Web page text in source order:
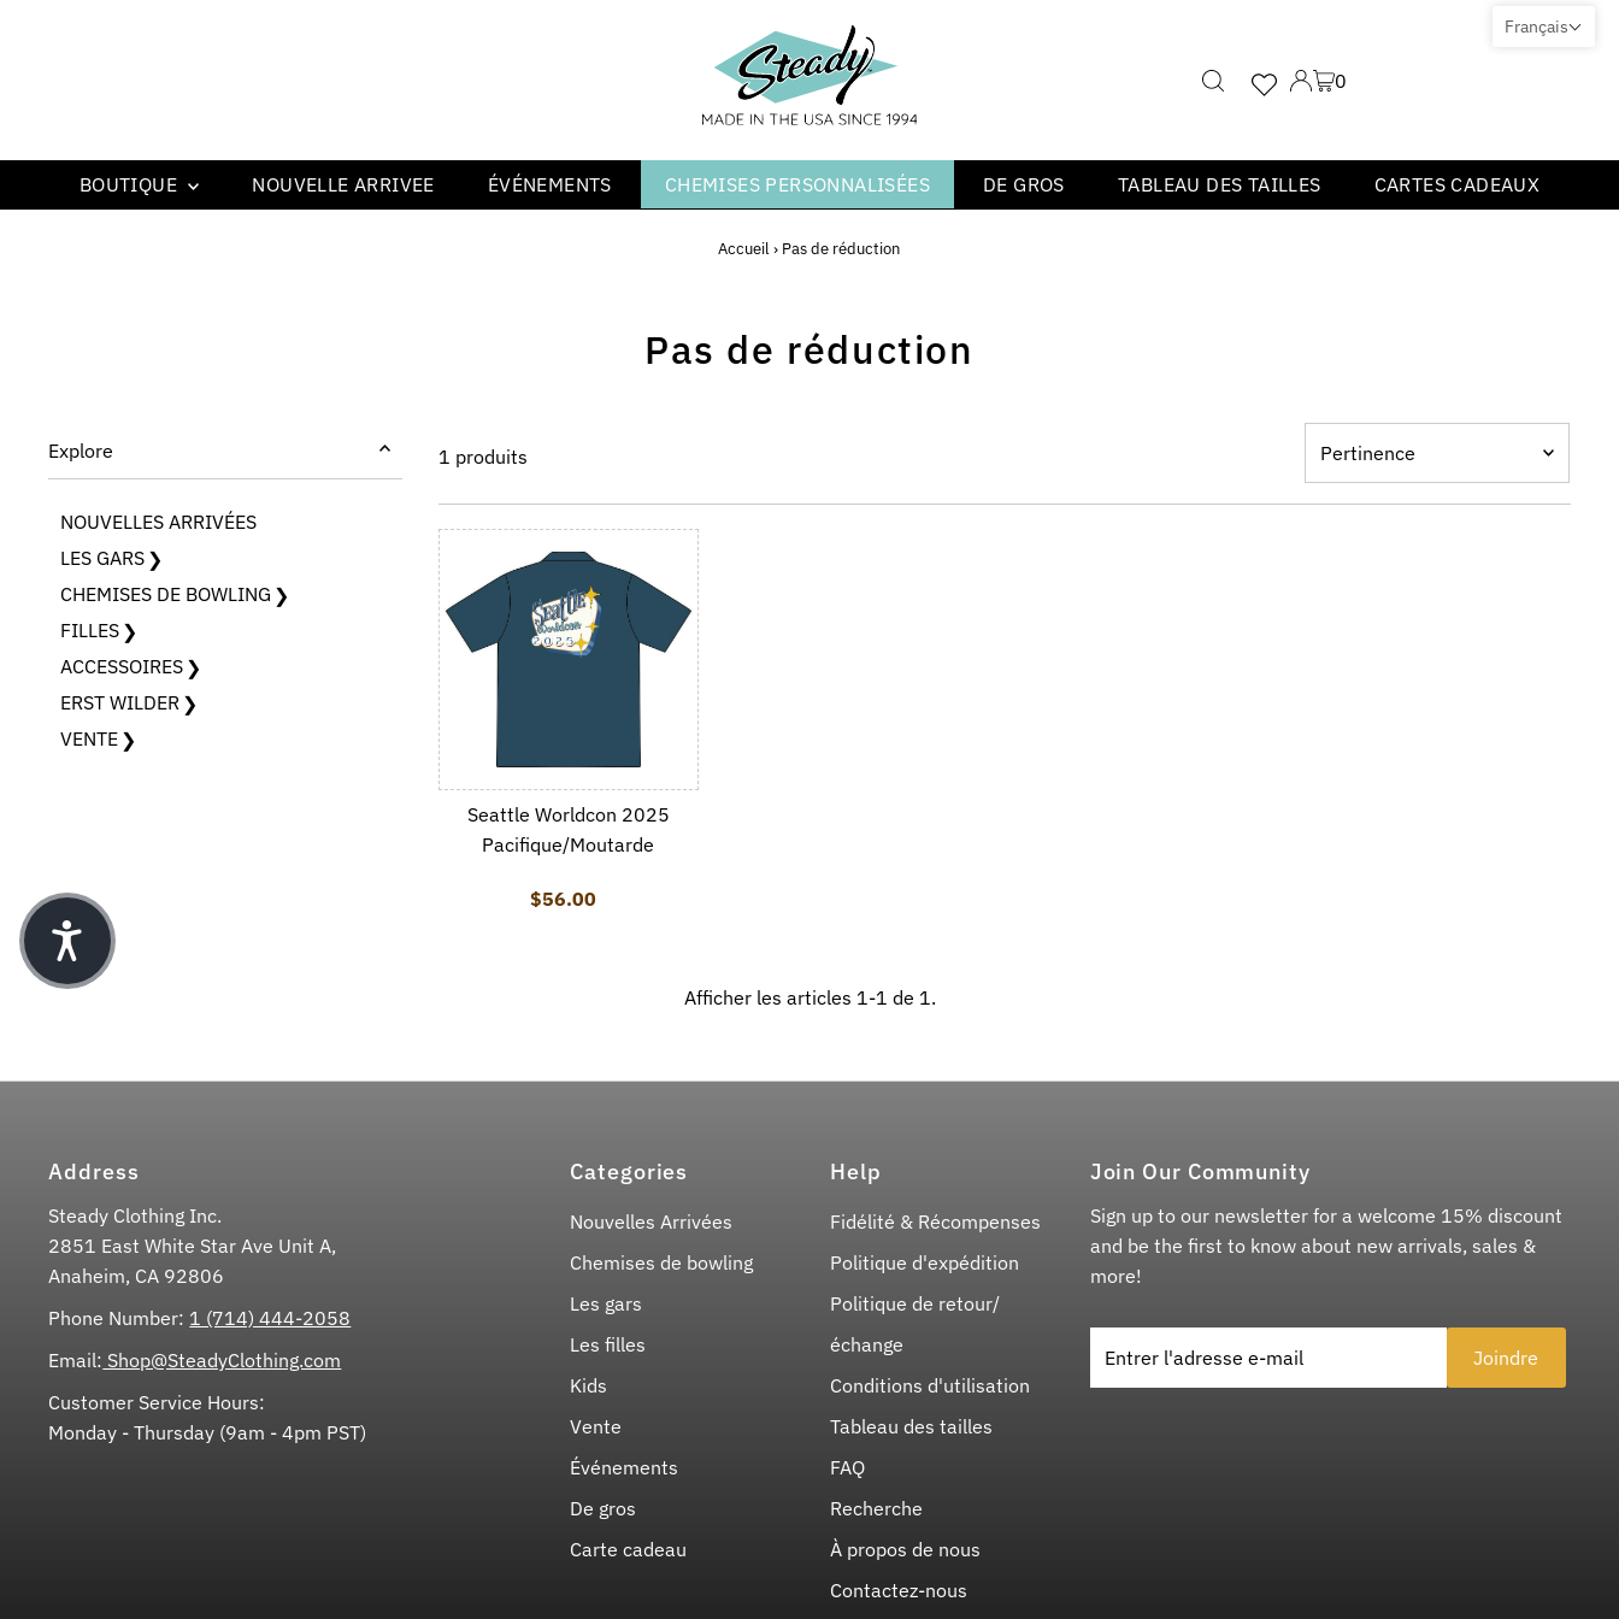
0
BOUTIQUE NOUVELLE ARRIVEE ÉVÉNEMENTS CHEMISES PERSONNALISÉES DE GROS TABLEAU DES TAILLES CARTES CADEAUX
Accueil › Pas de réduction
Pas de réduction
Explore
NOUVELLES ARRIVÉES
LES GARS
CHEMISES DE BOWLING
FILLES
ACCESSOIRES
ERST WILDER
VENTE
1 produits
En vedette
Seattle Worldcon 2025
Pacifique/Moutarde
Prix ordinaire
$56.00
Afficher les articles 1-1 de 1.
Address
Steady Clothing Inc.
2851 East White Star Ave Unit A,
Anaheim, CA 92806
Phone Number: 1 (714) 444-2058
Email: Shop@SteadyClothing.com
Customer Service Hours:
Monday - Thursday (9am - 4pm PST)
Categories
Nouvelles Arrivées
Chemises de bowling
Les gars
Les filles
Kids
Vente
Événements
De gros
Carte cadeau
Help
Fidélité & Récompenses
Politique d'expédition
Politique de retour/
échange
Conditions d'utilisation
Tableau des tailles
FAQ
Recherche
À propos de nous
Contactez-nous
Join Our Community
Sign up to our newsletter for a welcome 15% discount
and be the first to know about new arrivals, sales &
more!
Français